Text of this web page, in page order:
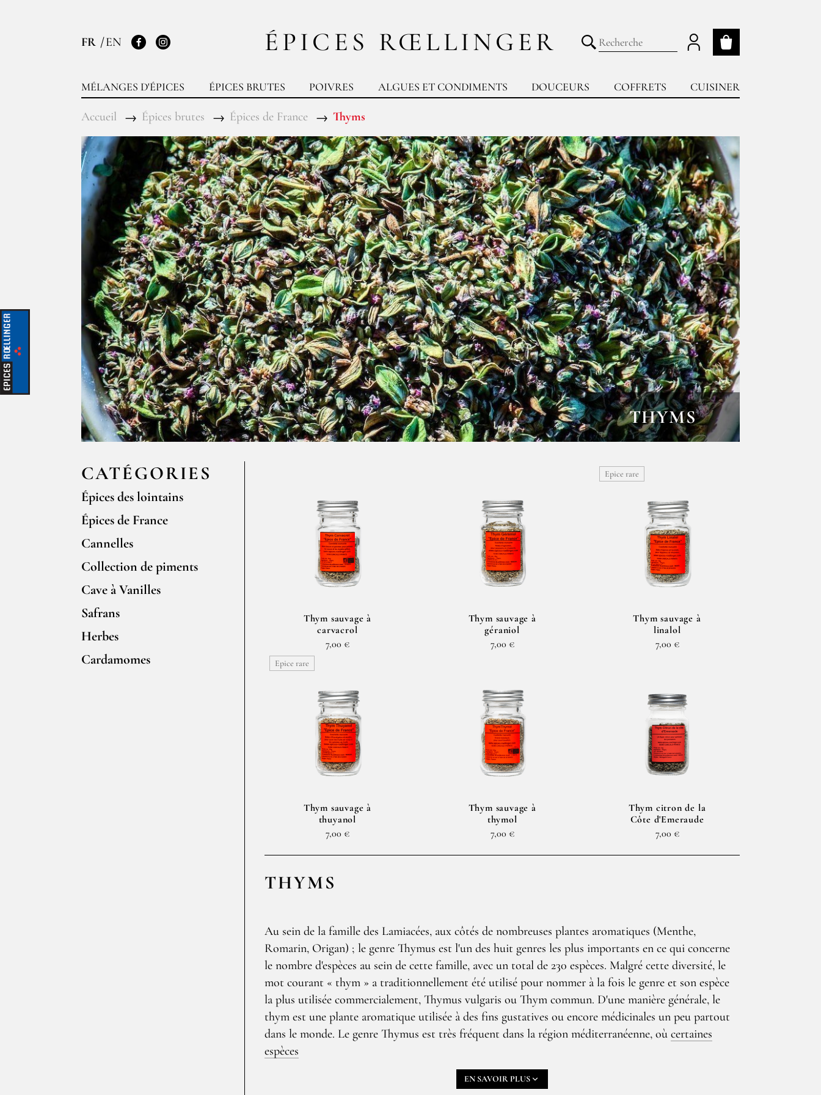
ÉPICES RŒLLINGER
FR EN
FacebookInstagram
MÉLANGES D'ÉPICES ÉPICES BRUTES POIVRES ALGUES ET CONDIMENTS DOUCEURS COFFRETS CUISINER
Mon panier
Lancer la recherche
Accueil Épices brutes Épices de France Thyms
THYMS
Thym sauvage à
carvacrol
7,00 €
Thym sauvage à
géraniol
7,00 €
Epice rare
Thym sauvage à
linalol
7,00 €
Epice rare
Thym sauvage à
thuyanol
7,00 €
Thym sauvage à
thymol
7,00 €
Thym citron de la
Côte d'Emeraude
7,00 €
THYMS
Au sein de la famille des Lamiacées, aux côtés de nombreuses plantes aromatiques (Menthe,
Romarin, Origan) ; le genre Thymus est l'un des huit genres les plus importants en ce qui concerne
le nombre d'espèces au sein de cette famille, avec un total de 230 espèces. Malgré cette diversité, le
mot courant « thym » a traditionnellement été utilisé pour nommer à la fois le genre et son espèce
la plus utilisée commercialement, Thymus vulgaris ou Thym commun. D'une manière générale, le
thym est une plante aromatique utilisée à des fins gustatives ou encore médicinales un peu partout
dans le monde. Le genre Thymus est très fréquent dans la région méditerranéenne, oùcertaines
espèces
forment un type particulier de végétation buissonnante ne dépassant pas 50 cm de haut, bien adaptée aux étés
chauds et secs. Ce dernier apprécie les sols calcaires, secs et très ensoleillés à l’instar des pelouses
EN SAVOIR PLUS
CATÉGORIES
Épices des lointains
Épices de France
Cannelles
Collection de piments
Cave à Vanilles
Safrans
Herbes
Cardamomes